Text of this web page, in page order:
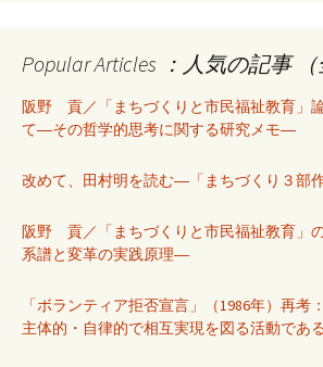
Popular Articles ：人気の記事 （
阪野 貢／「まちづくりと市民福祉教育」
て―その哲学的思考に関する研究メモ―
改めて、田村明を読む―「まちづくり３部
阪野 貢／「まちづくりと市民福祉教育」
系譜と変革の実践原理―
「ボランティア拒否宣言」（1986年）再考
主体的・自律的で相互実現を図る活動で